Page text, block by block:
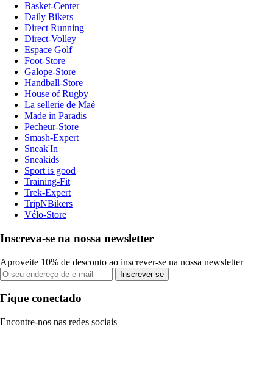
Basket-Center
Daily Bikers
Direct Running
Direct-Volley
Espace Golf
Foot-Store
Galope-Store
Handball-Store
House of Rugby
La sellerie de Maé
Made in Paradis
Pecheur-Store
Smash-Expert
Sneak'In
Sneakids
Sport is good
Training-Fit
Trek-Expert
TripNBikers
Vélo-Store
Inscreva-se na nossa newsletter
Aproveite 10% de desconto ao inscrever-se na nossa newsletter
Inscrever-se
Fique conectado
Encontre-nos nas redes sociais